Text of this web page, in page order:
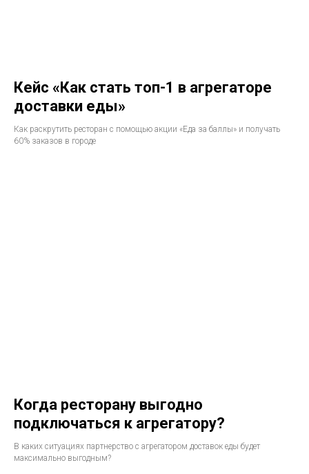
Кейс «Как стать топ-1 в агрегаторе
доставки еды»
Как раскрутить ресторан с помощью акции «Еда за баллы» и получать
60% заказов в городе
Когда ресторану выгодно
подключаться к агрегатору?
В каких ситуациях партнерство с агрегатором доставок еды будет
максимально выгодным?